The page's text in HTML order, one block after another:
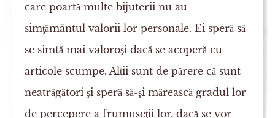
care poartă multe bijuterii nu au
simţământul valorii lor personale. Ei speră să
se simtă mai valoroşi dacă se acoperă cu
articole scumpe. Alţii sunt de părere că sunt
neatrăgători şi speră să-şi mărească gradul lor
de percepere a frumuseţii lor, dacă se vor